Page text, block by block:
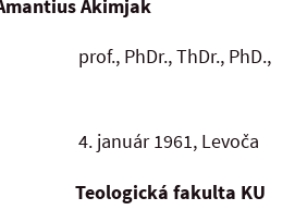
Akimjak
prof., PhDr., ThDr., PhD.,
4. január 1961, Levoča
Teologická fakulta KU